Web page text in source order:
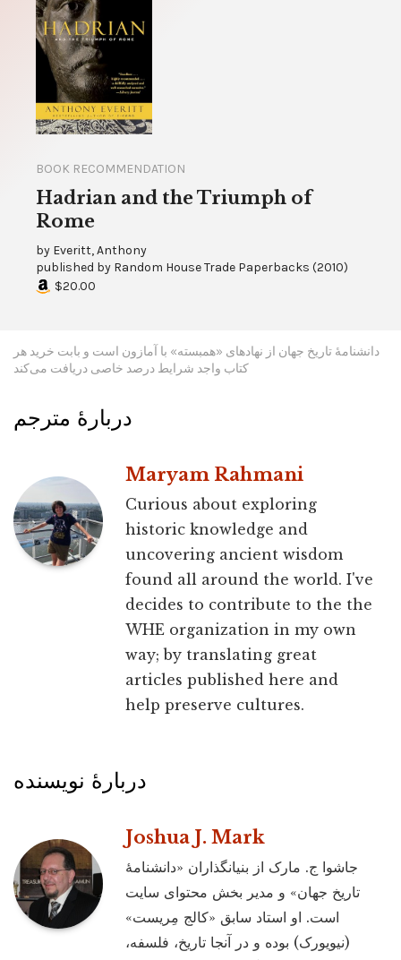
BOOK RECOMMENDATION
Hadrian and the Triumph of
Rome
by Everitt, Anthony
published by Random House Trade Paperbacks (2010)
$20.00
دانشنامۀ تاریخ جهان از نهادهای «همبسته» با آمازون است و بابت خرید هر
کتاب واجد شرایط درصد خاصی دریافت می‌کند
دربارۀ مترجم
Maryam Rahmani
Curious about exploring
historic knowledge and
uncovering ancient wisdom
found all around the world. I've
decides to contribute to the the
WHE organization in my own
way; by translating great
articles published here and
help preserve cultures.
دربارۀ نویسنده
Joshua J. Mark
جاشوا ج. مارک از بنیانگذاران «دانشنامۀ
تاریخ جهان» و مدیر بخش محتوای سایت
است. او استاد سابق «کالج مِریست»
(نیویورک) بوده و در آنجا تاریخ، فلسفه،